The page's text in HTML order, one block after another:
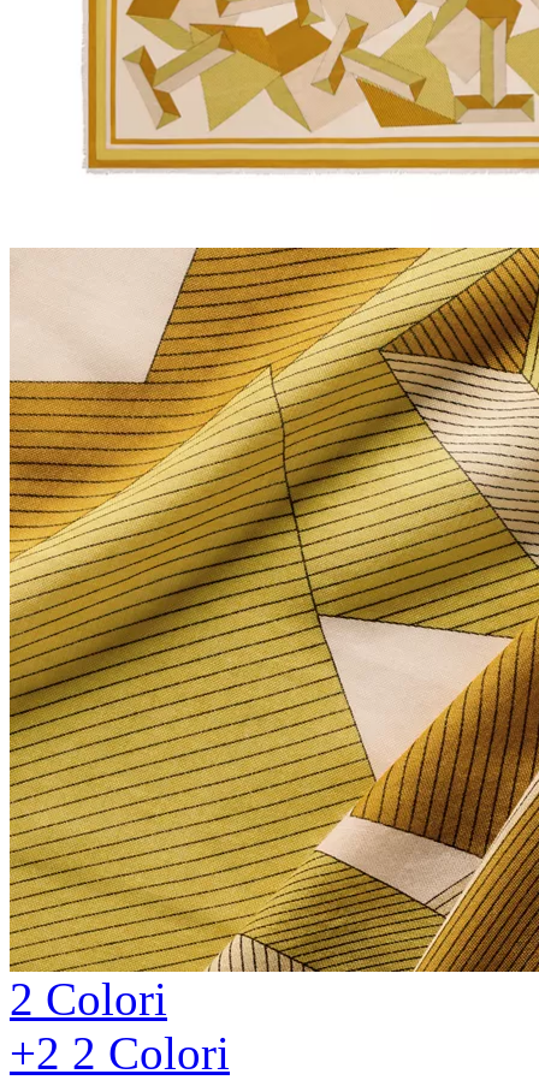
2 Colori
+2 2 Colori